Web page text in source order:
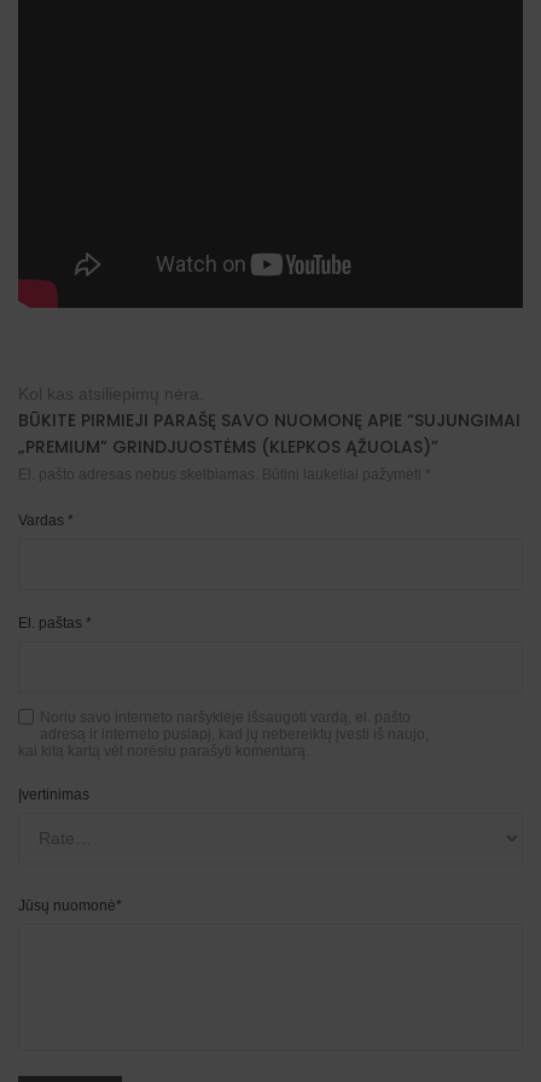
Kol kas atsiliepimų nėra.
BŪKITE PIRMIEJI PARAŠĘ SAVO NUOMONĘ APIE “SUJUNGIMAI
„PREMIUM” GRINDJUOSTĖMS (KLEPKOS ĄŽUOLAS)”
El. pašto adresas nebus skelbiamas. Būtini laukeliai pažymėti
Vardas *
El. paštas *
Noriu savo interneto naršyklėje išsaugoti vardą, el. pašto
adresą ir interneto puslapį, kad jų nebereiktų įvesti iš naujo,
kai kitą kartą vėl norėsiu parašyti komentarą.
Įvertinimas
Jūsų nuomonė*